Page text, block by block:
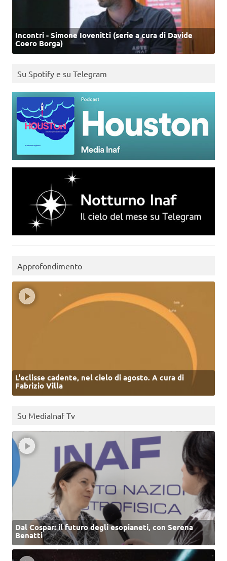
Incontri - Simone Iovenitti (serie a cura di Davide
Coero Borga)
Su Spotify e su Telegram
Approfondimento
L’eclisse cadente, nel cielo di agosto. A cura di
Fabrizio Villa
Su MediaInaf Tv
Dal Cospar: il futuro degli esopianeti, con Serena
Benatti